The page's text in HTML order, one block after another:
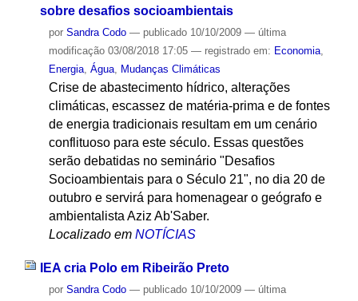
sobre desafios socioambientais
por Sandra Codo — publicado10/10/2009 — última
modificação03/08/2018 17:05 — registrado em: Economia,
Energia, Água, Mudanças Climáticas
Crise de abastecimento hídrico, alterações
climáticas, escassez de matéria-prima e de fontes
de energia tradicionais resultam em um cenário
conflituoso para este século. Essas questões
serão debatidas no seminário "Desafios
Socioambientais para o Século 21", no dia 20 de
outubro e servirá para homenagear o geógrafo e
ambientalista Aziz Ab'Saber.
Localizado em NOTÍCIAS
IEA cria Polo em Ribeirão Preto
por Sandra Codo — publicado10/10/2009 — última